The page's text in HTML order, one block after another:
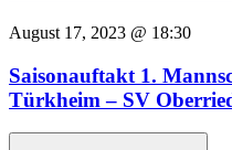
August 17, 2023 @ 18:30
Saisonauftakt 1.
Türkheim – SV